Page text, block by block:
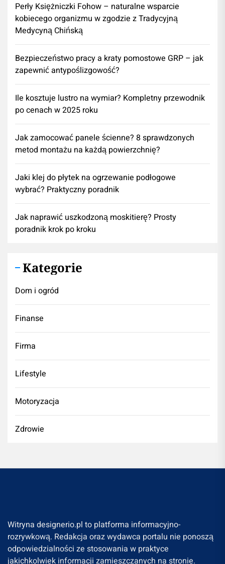
Perły Księżniczki Fohow – naturalne wsparcie
kobiecego organizmu w zgodzie z Tradycyjną
Medycyną Chińską
Bezpieczeństwo pracy a kraty pomostowe GRP – jak
zapewnić antypoślizgowość?
Ile kosztuje lustro na wymiar? Kompletny przewodnik
po cenach w 2025 roku
Jak zamocować panele ścienne? 8 sprawdzonych
metod montażu na każdą powierzchnię?
Jaki klej do płytek na ogrzewanie podłogowe
wybrać? Praktyczny poradnik
Jak naprawić uszkodzoną moskitierę? Prosty
poradnik krok po kroku
Kategorie
Dom i ogród
Finanse
Firma
Lifestyle
Motoryzacja
Zdrowie
Witryna designerio.pl to platforma informacyjno-
rozrywkową. Redakcja oraz wydawca portalu nie ponoszą
odpowiedzialności ze stosowania w praktyce
jakichkolwiek informacji zamieszczanych na stronie.